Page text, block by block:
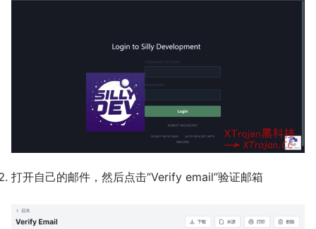
打开自己的邮件，然后点击“Verify email”验证邮箱